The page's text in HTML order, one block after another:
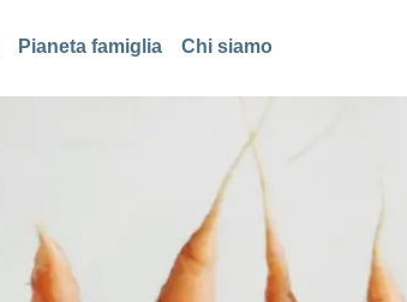
Pianeta famiglia Chi siamo